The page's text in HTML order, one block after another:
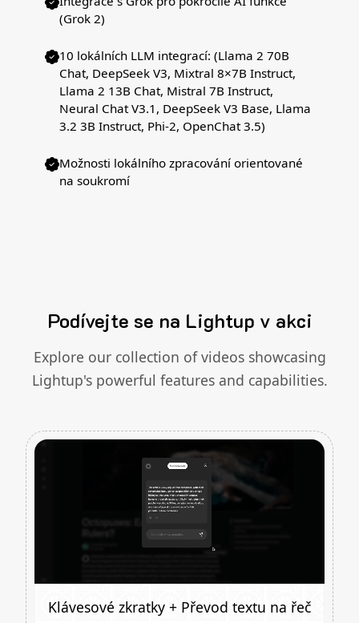
(Grok 2)
10 lokálních LLM integrací: (Llama 2 70B
Chat, DeepSeek V3, Mixtral 8×7B Instruct,
Llama 2 13B Chat, Mistral 7B Instruct,
Neural Chat V3.1, DeepSeek V3 Base, Llama
3.2 3B Instruct, Phi-2, OpenChat 3.5)
Možnosti lokálního zpracování orientované
na soukromí
Podívejte se na Lightup v akci
Explore our collection of videos showcasing
Lightup's powerful features and capabilities.
Klávesové zkratky + Převod textu na řeč